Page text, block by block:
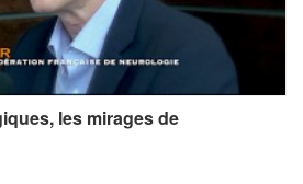
les mirages de